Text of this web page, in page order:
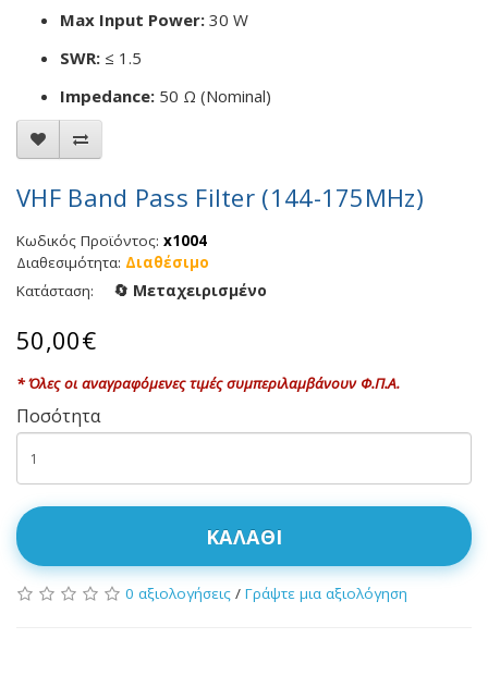
Max Input Power: 30 W
SWR: ≤ 1.5
Impedance: 50 Ω (Nominal)
VHF Band Pass Filter (144-175MHz)
Κωδικός Προϊόντος: x1004
Διαθεσιμότητα: Διαθέσιμο
Κατάσταση:
🔄 Μεταχειρισμένο
50,00€
* Όλες οι αναγραφόμενες τιμές συμπεριλαμβάνουν Φ.Π.Α.
Ποσότητα
ΚΑΛΆΘΙ
0 αξιολογήσεις / Γράψτε μια αξιολόγηση